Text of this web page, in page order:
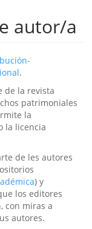
autor/a
.
de la revista
patrimoniales
la
la licencia
de les autores
) y
los editores
con miras a
autores.